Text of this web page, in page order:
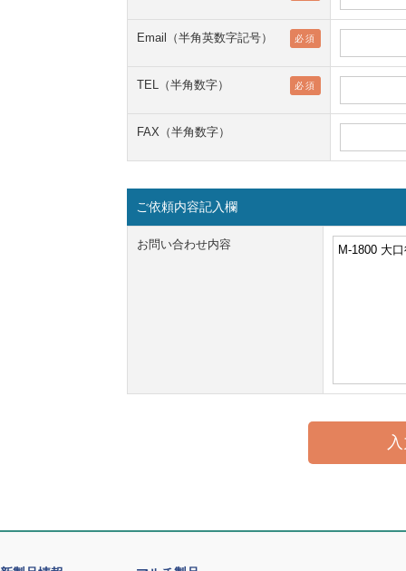
Email（半角英数字記号） 必須
TEL（半角数字） 必須
FAX（半角数字）
ご依頼内容記入欄
お問い合わせ内容